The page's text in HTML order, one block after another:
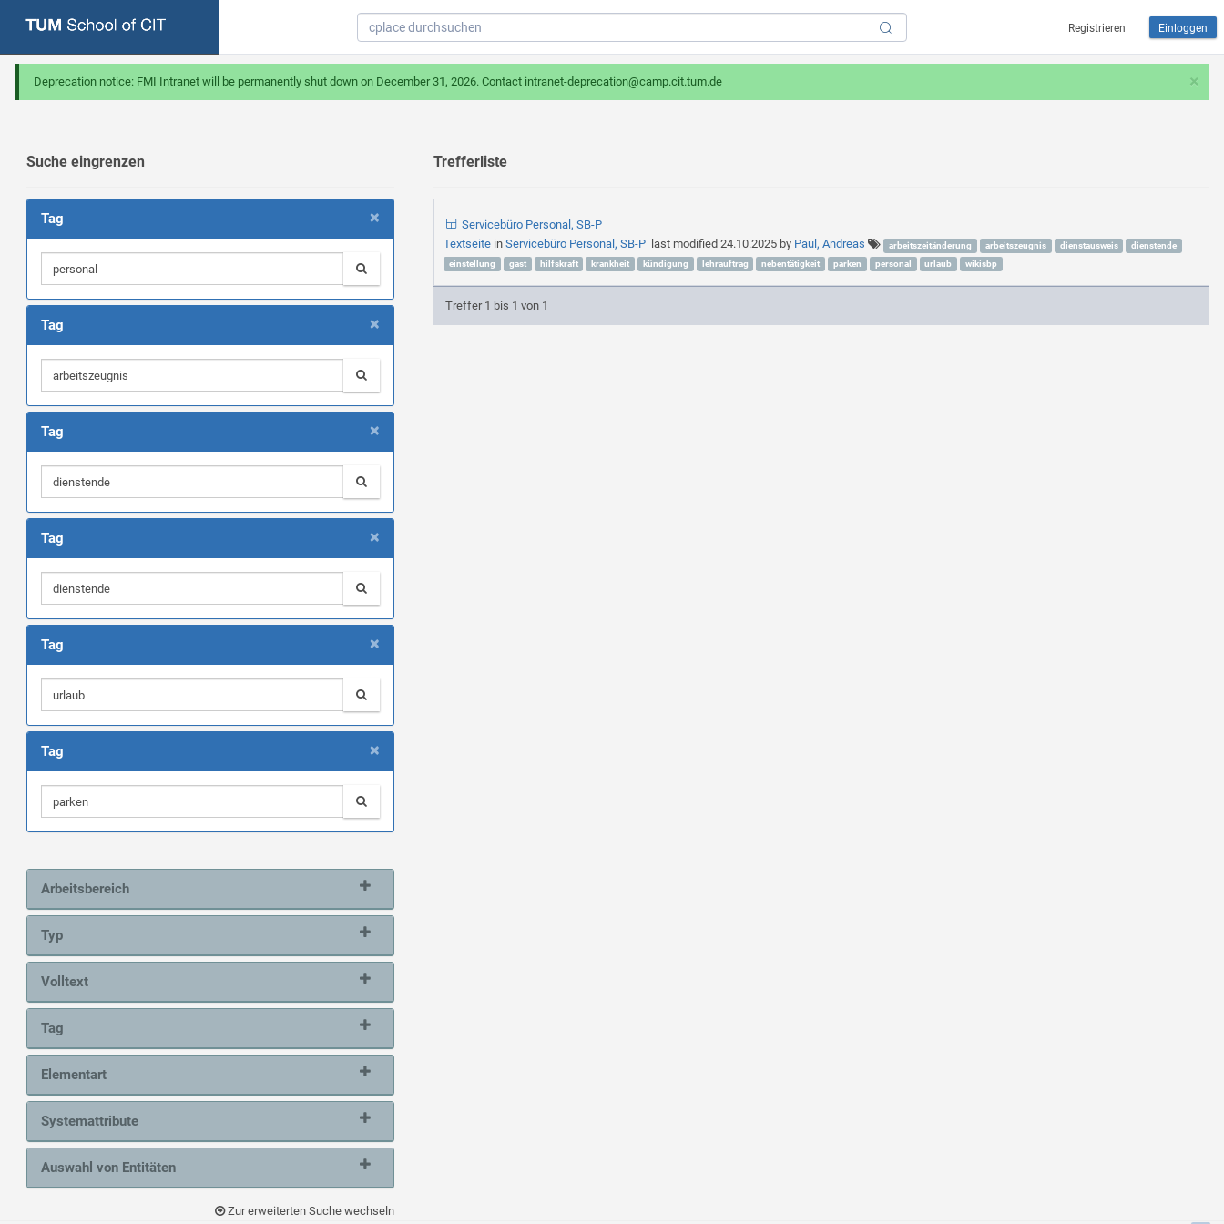
Registrieren Einloggen
×
Deprecation notice: FMI Intranet will be permanently shut down on December 31, 2026. Contact intranet-deprecation@camp.cit.tum.de
Suche eingrenzen
×
Tag
×
Tag
×
Tag
×
Tag
×
Tag
×
Tag
Arbeitsbereich
Typ
Volltext
Tag
Elementart
Systemattribute
Auswahl von Entitäten
Zur erweiterten Suche wechseln
Trefferliste
Servicebüro Personal, SB-P
Textseite inServicebüro Personal, SB-P last modified24.10.2025 by Paul, Andreas arbeitszeitänderung arbeitszeugnis dienstausweis
dienstende
einstellung
gast hilfskraft krankheit kündigung lehrauftrag nebentätigkeit parken personal urlaub wikisbp
Treffer 1 bis 1 von 1